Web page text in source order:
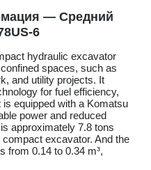
— Средний
6
hydraulic excavator
spaces, such as
and utility projects. It
for fuel efficiency,
equipped with a Komatsu
power and reduced
approximately 7.8 tons
excavator. And the
from 0.14 to 0.34 m³,